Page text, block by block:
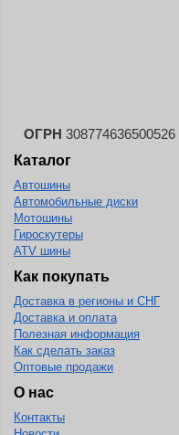
ОГРН 308774636500526
Каталог
Автошины
Автомобильные диски
Мотошины
Гироскутеры
ATV шины
Как покупать
Доставка в регионы и СНГ
Доставка и оплата
Полезная информация
Как сделать заказ
Оптовые продажи
О нас
Контакты